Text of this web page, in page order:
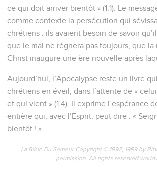
ce qui doit arriver bientôt » (1.1). Le
comme contexte la persécution qui
chrétiens : ils avaient besoin de savoir
que le mal ne régnera pas toujours, que la
Christ inaugure une ère nouvelle après
Aujourd’hui, l’Apocalypse reste un livre
chrétiens en éveil, dans l’attente de «
et qui vient » (1.4). Il exprime l’espérance
entière qui, avec l’Esprit, peut dire : «
bientôt ! »
La Bible Du Semeur Copyright © 1992, 1999 by
permission. All rights reserved